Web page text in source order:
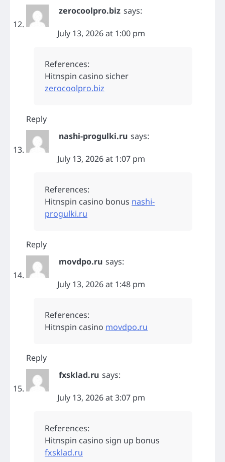
zerocoolpro.biz says:
July 13, 2026 at 1:00 pm
References:
Hitnspin casino sicher
zerocoolpro.biz
Reply
nashi-progulki.ru says:
July 13, 2026 at 1:07 pm
References:
Hitnspin casino bonus nashi-
progulki.ru
Reply
movdpo.ru says:
July 13, 2026 at 1:48 pm
References:
Hitnspin casino movdpo.ru
Reply
fxsklad.ru says:
July 13, 2026 at 3:07 pm
References:
Hitnspin casino sign up bonus
fxsklad.ru